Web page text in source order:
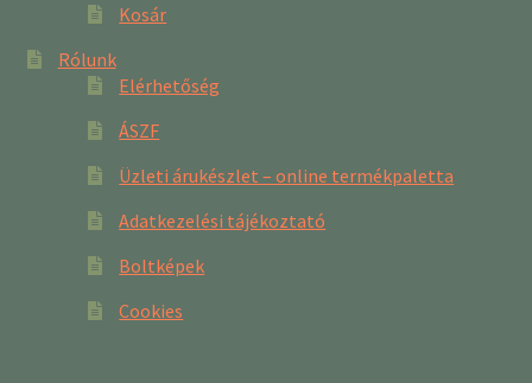
Kosár
Rólunk
Elérhetőség
ÁSZF
Üzleti árukészlet – online termékpaletta
Adatkezelési tájékoztató
Boltképek
Cookies